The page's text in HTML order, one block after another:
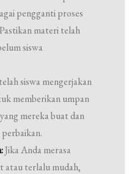
pengganti proses
materi telah
siswa
siswa mengerjakan
memberikan umpan
mereka buat dan
Jika Anda merasa
atau terlalu mudah,